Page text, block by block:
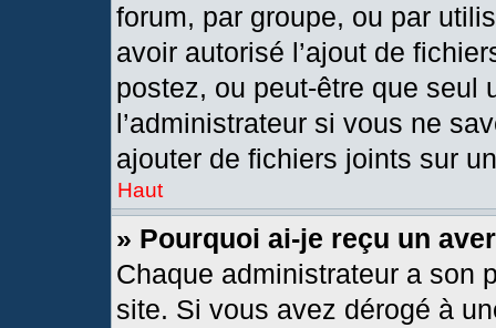
forum, par groupe, ou par
avoir autorisé l’ajout de
postez, ou peut-être que seul
l’administrateur si vous ne
ajouter de fichiers joints sur
Haut
» Pourquoi ai-je reçu un
Chaque administrateur a son
site. Si vous avez dérogé à